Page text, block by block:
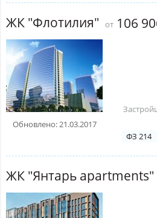
ЖК "Флотилия" от 106
Обновлено: 21.03.2017
ФЗ 214
ЖК "Янтарь apartments"